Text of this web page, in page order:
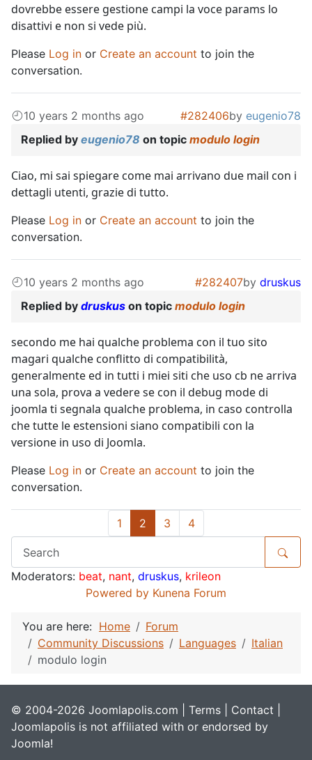
dovrebbe essere gestione campi la voce params lo
disattivi e non si vede più.
Please Log in or Create an account to join the
conversation.
10 years 2 months ago #282406by eugenio78
Replied by eugenio78 on topic modulo login
Ciao, mi sai spiegare come mai arrivano due mail con i
dettagli utenti, grazie di tutto.
Please Log in or Create an account to join the
conversation.
10 years 2 months ago #282407by druskus
Replied by druskus on topic modulo login
secondo me hai qualche problema con il tuo sito
magari qualche conflitto di compatibilità,
generalmente ed in tutti i miei siti che uso cb ne arriva
una sola, prova a vedere se con il debug mode di
joomla ti segnala qualche problema, in caso controlla
che tutte le estensioni siano compatibili con la
versione in uso di Joomla.
Please Log in or Create an account to join the
conversation.
1 2 3 4
Moderators: beat, nant, druskus, krileon
Powered by Kunena Forum
You are here: Home
Forum
Community Discussions
Languages
Italian
modulo login
© 2004-2026 Joomlapolis.com | Terms Contact
Joomlapolis is not affiliated with or endorsed by
Joomla!